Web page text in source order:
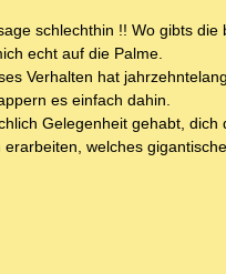
schlechthin !! Wo gibts die
echt auf die Palme.
Verhalten hat
es einfach dahin.
Gelegenheit gehabt,
welches